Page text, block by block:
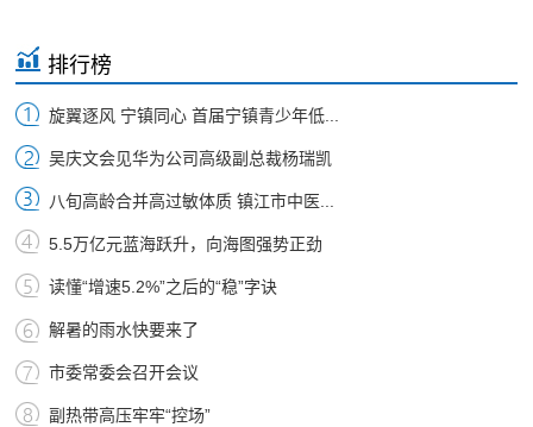
排行榜
旋翼逐风 宁镇同心 首届宁镇青少年低...
吴庆文会见华为公司高级副总裁杨瑞凯
八旬高龄合并高过敏体质 镇江市中医...
5.5万亿元蓝海跃升，向海图强势正劲
读懂“增速5.2%”之后的“稳”字诀
解暑的雨水快要来了
市委常委会召开会议
副热带高压牢牢“控场”